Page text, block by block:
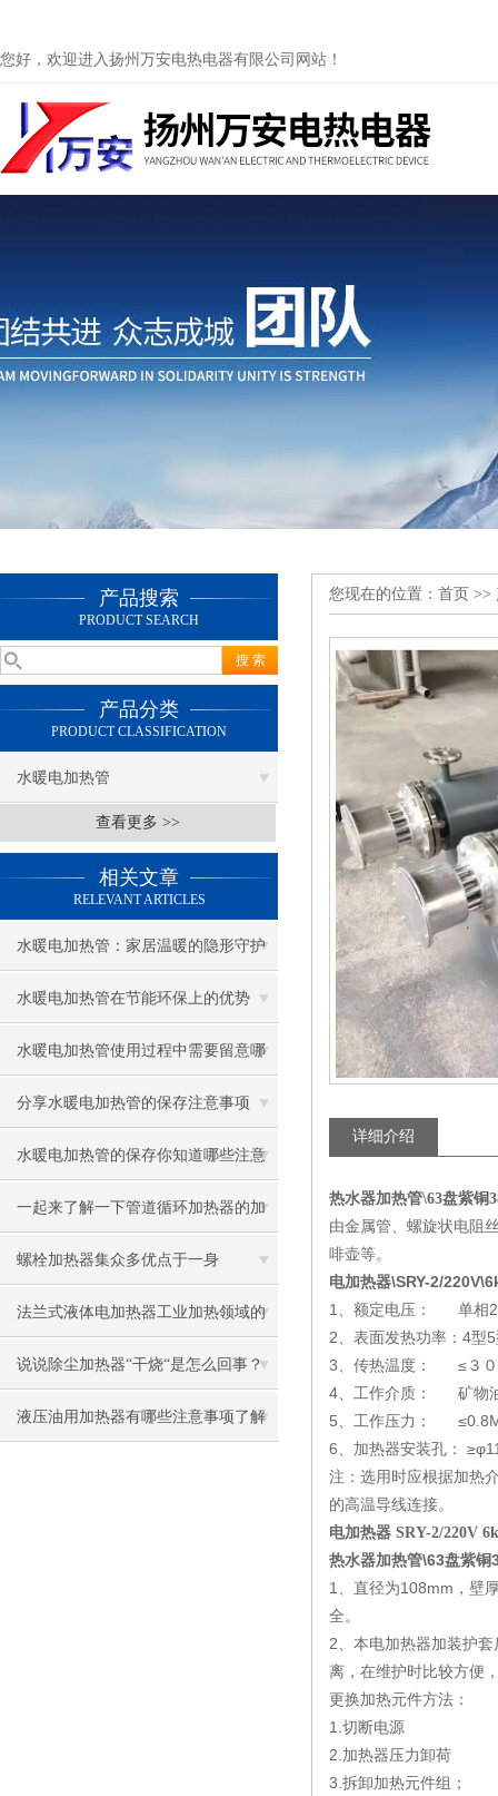
您好，欢迎进入扬州万安电热电器有限公司网站！
产品搜索
PRODUCT SEARCH
产品分类
PRODUCT CLASSIFICATION
水暖电加热管
查看更多 >>
相关文章
RELEVANT ARTICLES
水暖电加热管：家居温暖的隐形守护
者
水暖电加热管在节能环保上的优势
水暖电加热管使用过程中需要留意哪
些地方
分享水暖电加热管的保存注意事项
水暖电加热管的保存你知道哪些注意
事项呢
一起来了解一下管道循环加热器的加
热板如何制作
螺栓加热器集众多优点于一身
法兰式液体电加热器工业加热领域的
优选设备
说说除尘加热器“干烧“是怎么回事？
液压油用加热器有哪些注意事项了解
您现在的位置： 首页 >>
详细介绍
热水器加热管\63盘紫铜
由金属管、螺旋状电阻
啡壶等。
电加热器\SRY-2/
1、额定电压： 单相
2、表面发热功率：4
3、传热温度： ≤３
4、工作介质： 矿物
5、工作压力：
6、加热器安装孔：
注：选用时应根据加热
的高温导线连接。
电加热器 SRY-2/220V
热水器加热管\63盘紫铜
1、直径为108mm，壁
全。
2、本电加热器加装护
离，在维护时比较方便
更换加热元件方法：
1.切断电源
2.加热器压力卸荷
3.拆卸加热元件组；